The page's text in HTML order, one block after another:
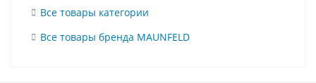
Все товары категории
Все товары бренда MAUNFELD